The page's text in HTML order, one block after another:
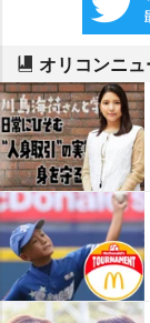
オリコンニ